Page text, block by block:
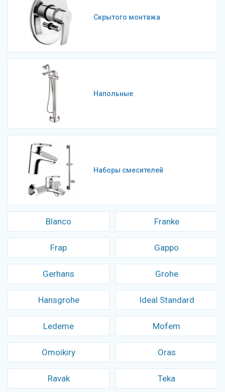
Скрытого монтажа
Напольные
Наборы смесителей
Blanco Franke
Frap Gappo
Gerhans Grohe
Hansgrohe Ideal Standard
Ledeme Mofem
Omoikiry Oras
Ravak Teka